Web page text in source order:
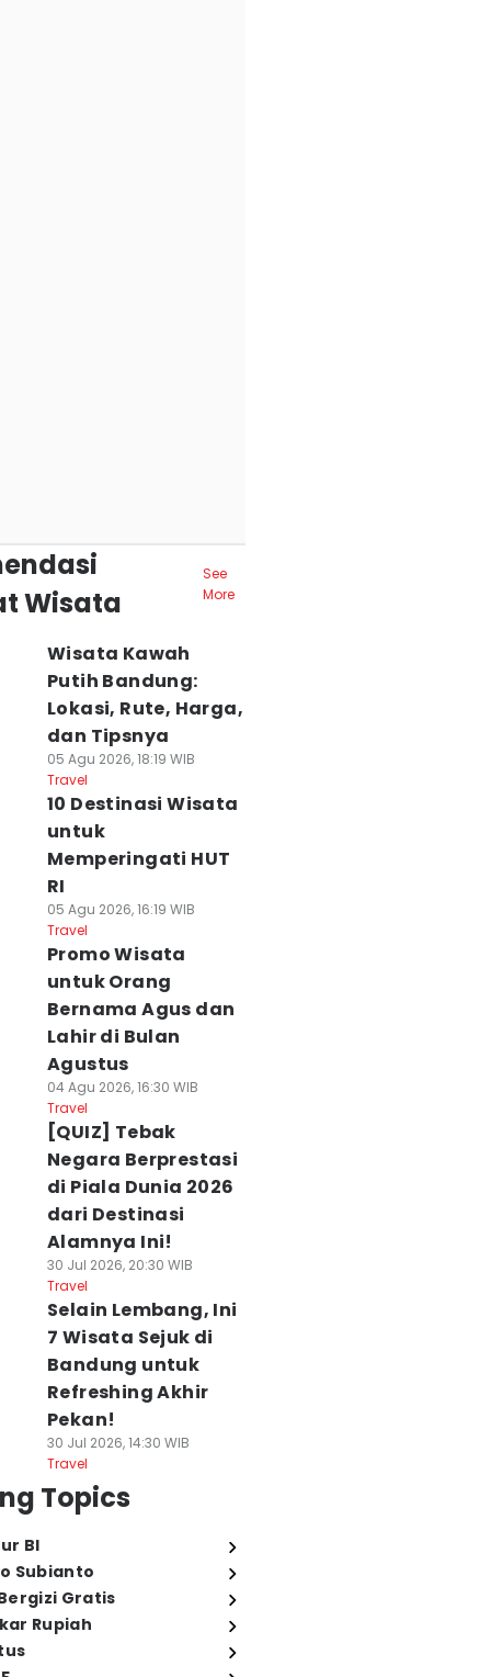
Wisata
See
More
Wisata Kawah
Putih Bandung:
Lokasi, Rute, Harga,
dan Tipsnya
05 Agu 2026, 18:19 WIB
Travel
10 Destinasi Wisata
untuk
Memperingati HUT
RI
05 Agu 2026, 16:19 WIB
Travel
Promo Wisata
untuk Orang
Bernama Agus dan
Lahir di Bulan
Agustus
04 Agu 2026, 16:30 WIB
Travel
[QUIZ] Tebak
Negara Berprestasi
di Piala Dunia 2026
dari Destinasi
Alamnya Ini!
30 Jul 2026, 20:30 WIB
Travel
Selain Lembang, Ini
7 Wisata Sejuk di
Bandung untuk
Refreshing Akhir
Pekan!
30 Jul 2026, 14:30 WIB
Travel
Topics
BI
Subianto
Gratis
Rupiah